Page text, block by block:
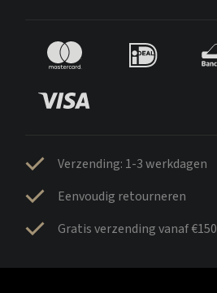
Verzending: 1-3 werkdagen
Eenvoudig retourneren
Gratis verzending vanaf €150